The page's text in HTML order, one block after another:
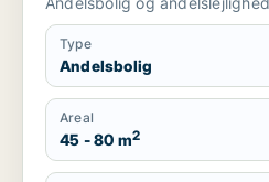
Type
Andelsbolig
Areal
45 - 80 m2